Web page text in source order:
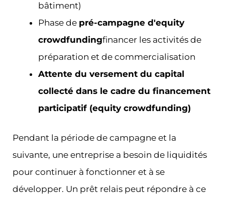
bâtiment)
Phase de pré-campagne d'equity
crowdfundingfinancer les activités de
préparation et de commercialisation
Attente du versement du capital
collecté dans le cadre du financement
participatif (equity crowdfunding)
Pendant la période de campagne et la
suivante, une entreprise a besoin de liquidités
pour continuer à fonctionner et à se
développer. Un prêt relais peut répondre à ce